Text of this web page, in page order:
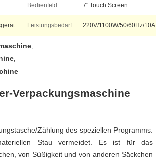
Bedienfeld: 7" Touch Screen
Leistungsbedarf: 220V/1100W/50/60Hz/10A
,
,
Verpackungsmaschine
Zählung des speziellen Programms.
Stau vermeidet. Es ist für das
von Süßigkeit und von anderen Säckchen